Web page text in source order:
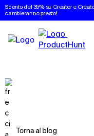
Sconto del 35% su Creator e
cambieranno presto!
Torna al blog